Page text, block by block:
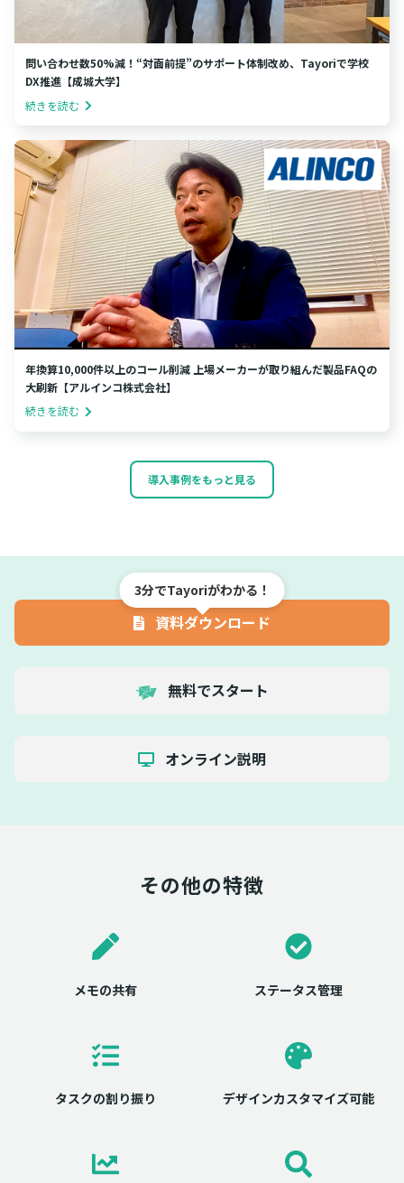
問い合わせ数50%減！“対面前提”のサポート体制改め、Tayoriで学校
DX推進【成城大学】
続きを読む
年換算10,000件以上のコール削減 上場メーカーが取り組んだ製品FAQの
大刷新【アルインコ株式会社】
続きを読む
導入事例をもっと見る
3分でTayoriがわかる！
資料ダウンロード
無料でスタート
オンライン説明
その他の特徴
メモの共有 ステータス管理
タスクの割り振り デザインカスタマイズ可能